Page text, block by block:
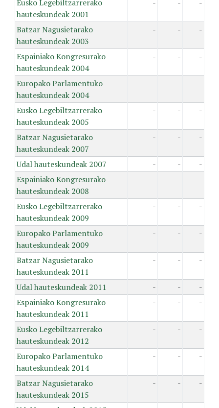
Eusko Legebiltzarrerako
hauteskundeak 2001
- - -
Batzar Nagusietarako
hauteskundeak 2003
- - -
Espainiako Kongresurako
hauteskundeak 2004
- - -
Europako Parlamentuko
hauteskundeak 2004
- - -
Eusko Legebiltzarrerako
hauteskundeak 2005
- - -
Batzar Nagusietarako
hauteskundeak 2007
- - -
Udal hauteskundeak 2007 - -
-
Espainiako Kongresurako
hauteskundeak 2008
- - -
Eusko Legebiltzarrerako
hauteskundeak 2009
- - -
Europako Parlamentuko
hauteskundeak 2009
- - -
Batzar Nagusietarako
hauteskundeak 2011
- - -
Udal hauteskundeak 2011 - -
-
Espainiako Kongresurako
hauteskundeak 2011
- - -
Eusko Legebiltzarrerako
hauteskundeak 2012
- - -
Europako Parlamentuko
hauteskundeak 2014
- - -
Batzar Nagusietarako
hauteskundeak 2015
- - -